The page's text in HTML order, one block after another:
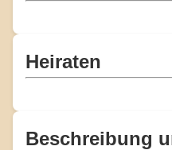
Heiraten
Beschreibung